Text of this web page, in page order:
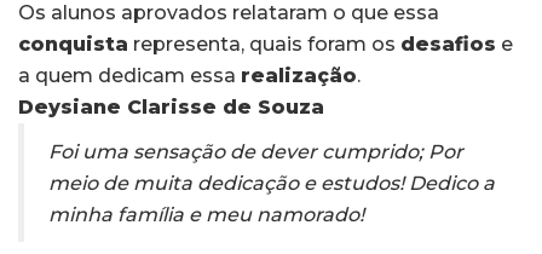
Os alunos aprovados relataram o que essa
conquista representa, quais foram os desafios e
a quem dedicam essa realização.
Deysiane Clarisse de Souza
Foi uma sensação de dever cumprido; Por
meio de muita dedicação e estudos! Dedico a
minha família e meu namorado!